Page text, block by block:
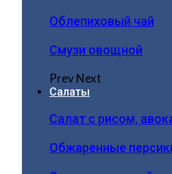
Облепиховый чай
Смузи овощной
PrevNext
Салаты
Салат с рисом,
Обжаренные